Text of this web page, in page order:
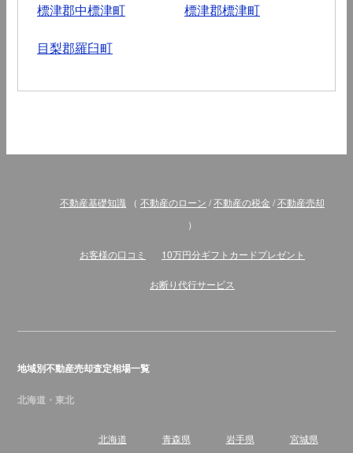
標津郡中標津町 標津郡標津町
目梨郡羅臼町
不動産基礎知識 （ 不動産のローン /不動産の税金 /不動産売却
）
お客様の口コミ 10万円分ギフトカードプレゼント
お断り代行サービス
地域別不動産売却査定相場一覧
北海道・東北
北海道 青森県 岩手県 宮城県